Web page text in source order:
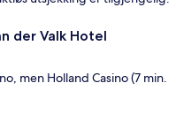
der Valk Hotel
men Holland Casino (7 min.